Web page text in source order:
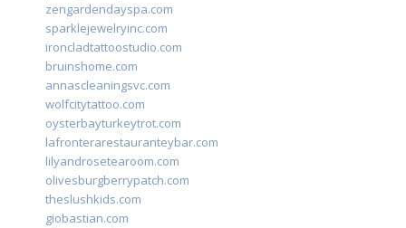
zengardendayspa.com
sparklejewelryinc.com
ironcladtattoostudio.com
bruinshome.com
annascleaningsvc.com
wolfcitytattoo.com
oysterbayturkeytrot.com
lafronterarestauranteybar.com
lilyandrosetearoom.com
olivesburgberrypatch.com
theslushkids.com
giobastian.com